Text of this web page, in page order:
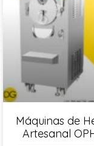
Máquinas de
Artesanal